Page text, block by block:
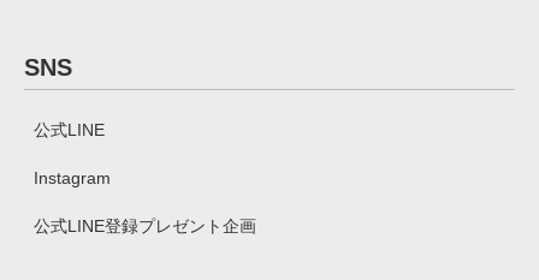
SNS
公式LINE
Instagram
公式LINE登録プレゼント企画